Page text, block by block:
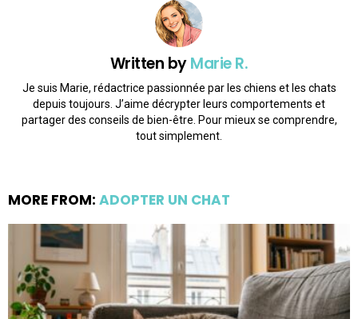
Written byMarie R.
Je suis Marie, rédactrice passionnée par les chiens et les chats
depuis toujours. J’aime décrypter leurs comportements et
partager des conseils de bien-être. Pour mieux se comprendre,
tout simplement.
MORE FROM: ADOPTER UN CHAT